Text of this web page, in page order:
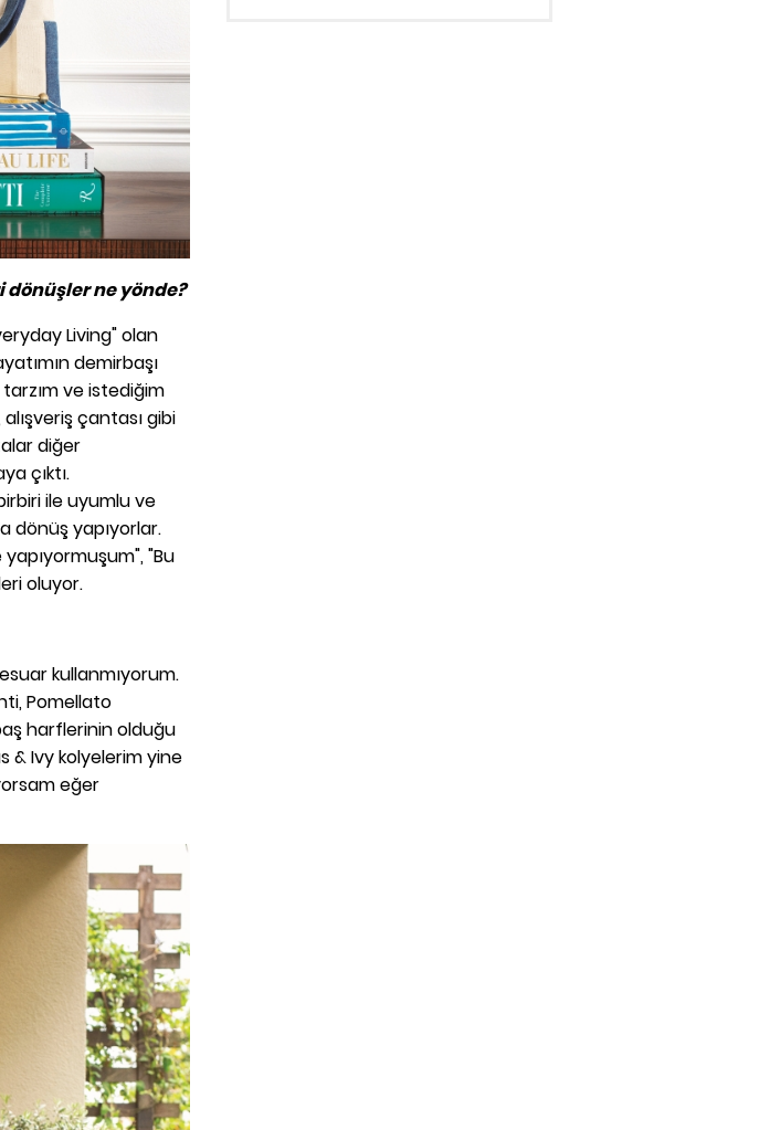
ne yönde?
Living" olan
demirbaşı
ve istediğim
çantası gibi
diğer
çıktı.
ile uyumlu ve
dönüş yapıyorlar.
"Bu
oluyor.
kullanmıyorum.
Pomellato
harflerinin olduğu
& Ivy kolyelerim yine
eğer